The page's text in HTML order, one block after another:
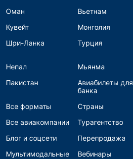
Оман Вьетнам
Кувейт
Монголия
Шри-Ланка
Турция
Непал
Мьянма
Пакистан
Авиабилеты для
банка
Все форматы Страны
Все авиакомпании
Турагентство
Блог и соцсети
Перепродажа
Мультимодальные
Вебинары